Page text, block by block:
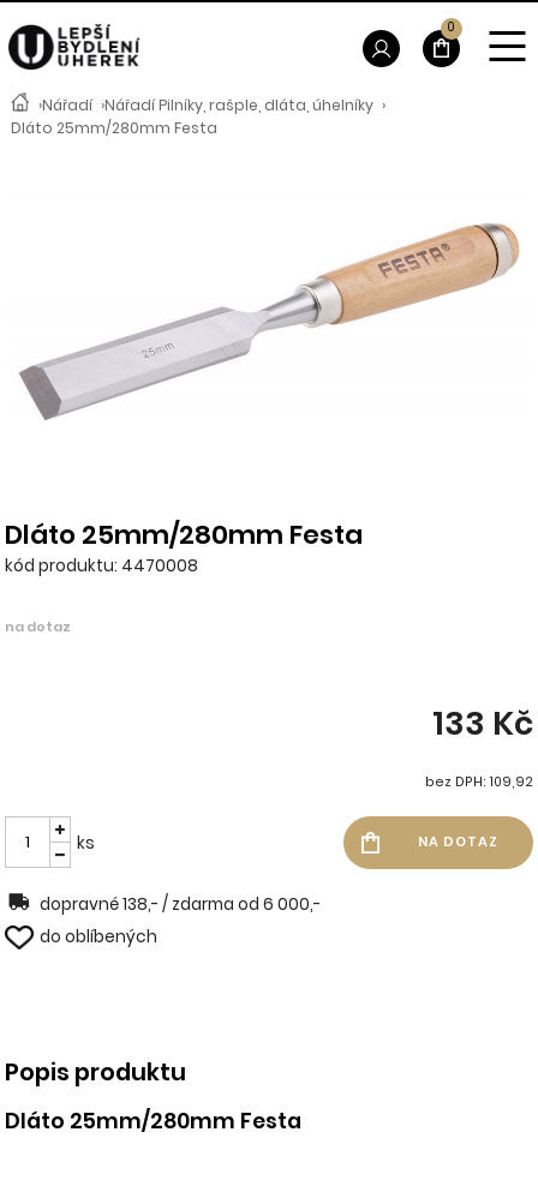
›Nářadí ›Nářadí Pilníky, rašple, dláta, úhelníky ›
Dláto 25mm/280mm Festa
Dláto 25mm/280mm Festa
kód produktu: 4470008
na dotaz
133 Kč
bez DPH: 109,92
ks
dopravné 138,- / zdarma od 6 000,-
do oblíbených
Popis produktu
Dláto 25mm/280mm Festa
0